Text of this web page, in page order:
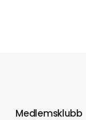
Medlemsklubb